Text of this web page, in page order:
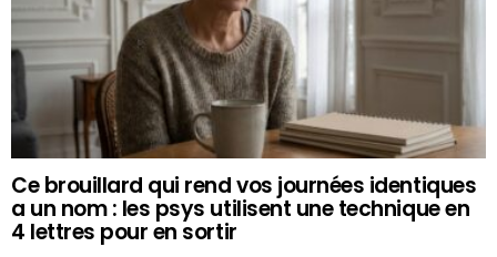
Ce brouillard qui rend vos journées identiques
a un nom : les psys utilisent une technique en
4 lettres pour en sortir